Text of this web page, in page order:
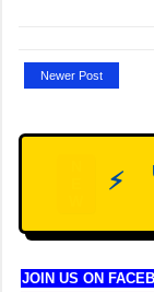
Newer Post
⚡
JOIN US ON